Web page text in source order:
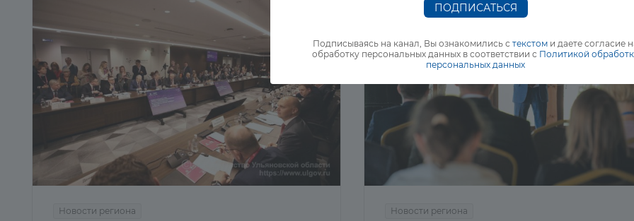
Новости региона Новости региона
ПОДПИСАТЬСЯ
Подписываясь на канал, Вы ознакомились с текстом и даете согласие
обработку персональных данных в соответствии с Политикой
персональных данных